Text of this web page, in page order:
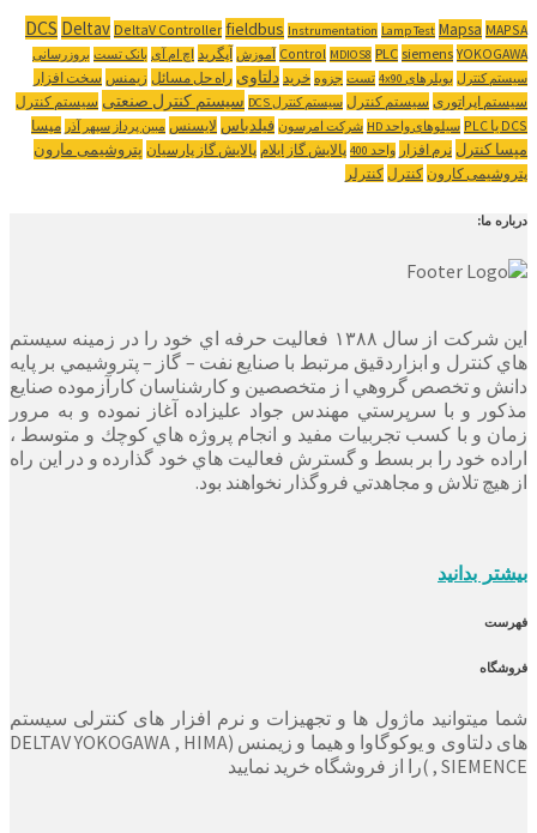
DCS Deltav DeltaV Controller fieldbus Instrumentation Lamp Test Mapsa MAPSA
Control MDIOS8 PLC siemens YOKOGAWA آموزش آپگرید اچ ام آی بانک تست بروزرسانی
سیستم کنترل بویلرهای 4x90 تست جزوه خرید دلتاوی راه حل مسائل زیمنس سخت افزار
سیستم اپراتوری سیستم کنترل سیستم کنترل DCS سیستم کنترل صنعتی سیستم کنترل
‌DCS یا PLC
سیلوهای واحد HD شرکت امرسون فیلدباس لایسنس مبین پرداز سپهر آذر مپسا
مپسا کنترل نرم افزار واحد 400 پالایش گاز ایلام پالایش گاز پارسیان پتروشیمی مارون
پتروشیمی کارون کنترل کنترلر
درباره ما:
این شرکت از سال ۱۳۸۸ فعاليت حرفه اي خود را در زمينه سيستم
هاي كنترل و ابزاردقيق مرتبط با صنايع نفت – گاز – پتروشيمي بر پايه
دانش و تخصص گروهي ا ز متخصصين و كارشناسان كارآزموده صنايع
مذكور و با سرپرستي مهندس جواد عليزاده آغاز نموده و به مرور
زمان و با كسب تجربيات مفيد و انجام پروژه هاي كوچك و متوسط ،
اراده خود را بر بسط و گسترش فعاليت هاي خود گذارده و در اين راه
از هيچ تلاش و مجاهدتي فروگذار نخواهند بود.
بیشتر بدانید
فهرست
فروشگاه
شما میتوانید ماژول ها و تجهیزات و نرم افزار های کنترلی سیستم
های دلتاوی و یوکوگاوا و هیما و زیمنس (DELTAV YOKOGAWA , HIMA
, SIEMENCE )را از فروشگاه خرید نمایید